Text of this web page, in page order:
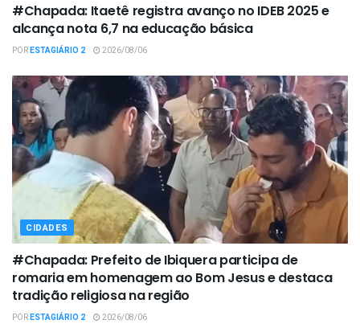
#Chapada: Itaetê registra avanço no IDEB 2025 e
alcança nota 6,7 na educação básica
PORESTAGIÁRIO 2 2026/08/06
CIDADES
#Chapada: Prefeito de Ibiquera participa de
romaria em homenagem ao Bom Jesus e destaca
tradição religiosa na região
PORESTAGIÁRIO 2 2026/08/06